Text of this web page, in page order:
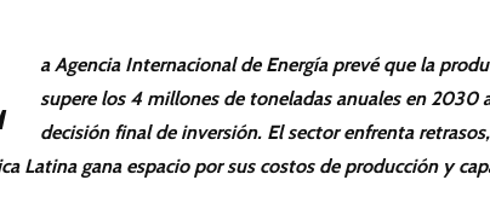
a Agencia Internacional de Energía prevé que la
supere los 4 millones de toneladas anuales en 2030
decisión final de inversión. El sector enfrenta
Latina gana espacio por sus costos de producción y